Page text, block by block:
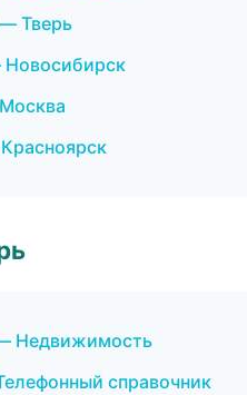
Тверь
Недвижимость
справочник